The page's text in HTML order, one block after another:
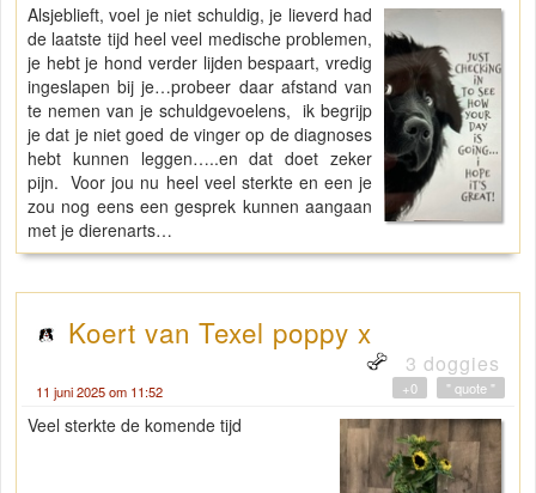
Alsjeblieft, voel je niet schuldig, je lieverd had
de laatste tijd heel veel medische problemen,
je hebt je hond verder lijden bespaart, vredig
ingeslapen bij je…probeer daar afstand van
te nemen van je schuldgevoelens, ik begrijp
je dat je niet goed de vinger op de diagnoses
hebt kunnen leggen…..en dat doet zeker
pijn. Voor jou nu heel veel sterkte en een je
zou nog eens een gesprek kunnen aangaan
met je dierenarts…
Koert van Texel poppy x
3 doggies
11 juni 2025 om 11:52 " quote "
+0
Veel sterkte de komende tijd